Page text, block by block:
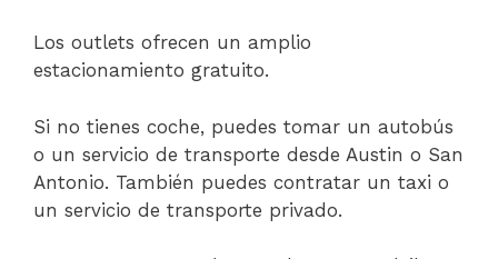
Los outlets ofrecen un amplio
estacionamiento gratuito.
Si no tienes coche, puedes tomar un autobús
o un servicio de transporte desde Austin o San
Antonio. También puedes contratar un taxi o
un servicio de transporte privado.